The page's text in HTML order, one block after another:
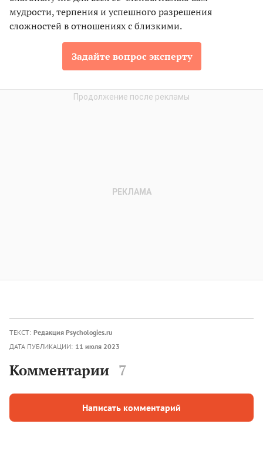
мудрости, терпения и успешного разрешения
сложностей в отношениях с близкими.
Задайте вопрос эксперту
ТЕКСТ: Редакция Psychologies.ru
ДАТА ПУБЛИКАЦИИ: 11 июля 2023
Комментарии 7
Написать комментарий